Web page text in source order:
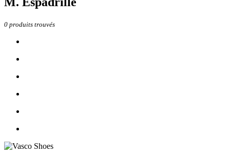
0 produits trouvés